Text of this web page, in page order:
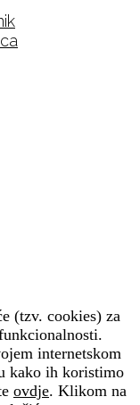
(tzv. cookies) za
internetskom
kako ih koristimo
ovdje. Klikom na